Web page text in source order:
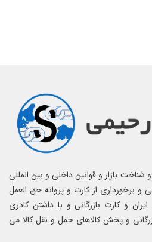
شناخت بازار و قوانین داخلی و بین المللی
و برخورداری از کارت و پروانه حق العمل
و کارت بازرگانی و با داشتن کادری
و پخش کالاهای حمل و نقل کالا می